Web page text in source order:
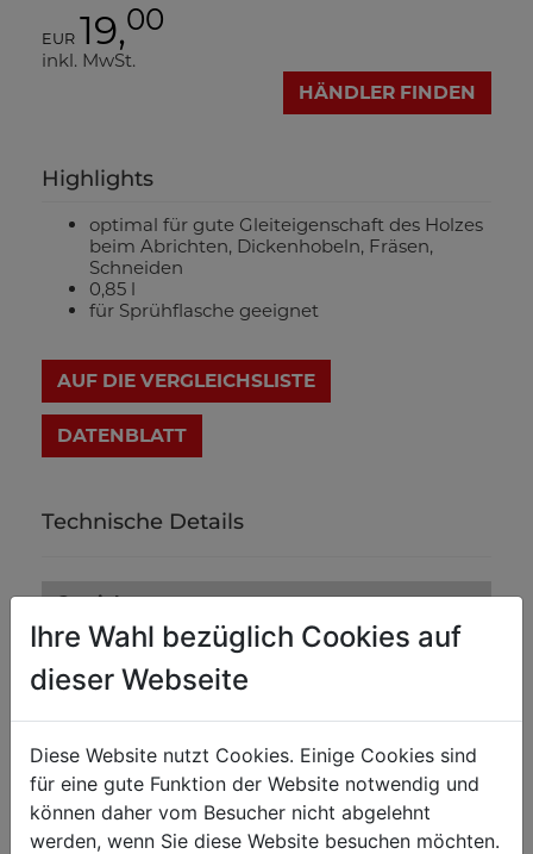
EUR 19,00
inkl. MwSt.
HÄNDLER FINDEN
Highlights
optimal für gute Gleiteigenschaft des Holzes
beim Abrichten, Dickenhobeln, Fräsen,
Schneiden
0,85 l
für Sprühflasche geeignet
AUF DIE VERGLEICHSLISTE
DATENBLATT
Technische Details
Gewicht
Nettogewicht in kg
0.70
Bruttogewicht in kg
Versandmaße
Verpackungshöhe in mm
155
Verpackungsbreite in mm
76
Ihre Wahl bezüglich Cookies auf
dieser Webseite
Diese Website nutzt Cookies. Einige Cookies sind
für eine gute Funktion der Website notwendig und
können daher vom Besucher nicht abgelehnt
werden, wenn Sie diese Website besuchen möchten.